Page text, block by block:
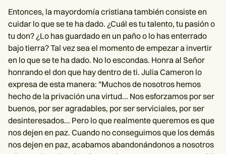
Entonces, la mayordomía cristiana también consiste en
cuidar lo que se te ha dado. ¿Cuál es tu talento, tu pasión o
tu don? ¿Lo has guardado en un paño o lo has enterrado
bajo tierra? Tal vez sea el momento de empezar a invertir
en lo que se te ha dado. No lo escondas. Honra al Señor
honrando el don que hay dentro de ti. Julia Cameron lo
expresa de esta manera: "Muchos de nosotros hemos
hecho de la privación una virtud... Nos esforzamos por ser
buenos, por ser agradables, por ser serviciales, por ser
desinteresados... Pero lo que realmente queremos es que
nos dejen en paz. Cuando no conseguimos que los demás
nos dejen en paz, acabamos abandonándonos a nosotros